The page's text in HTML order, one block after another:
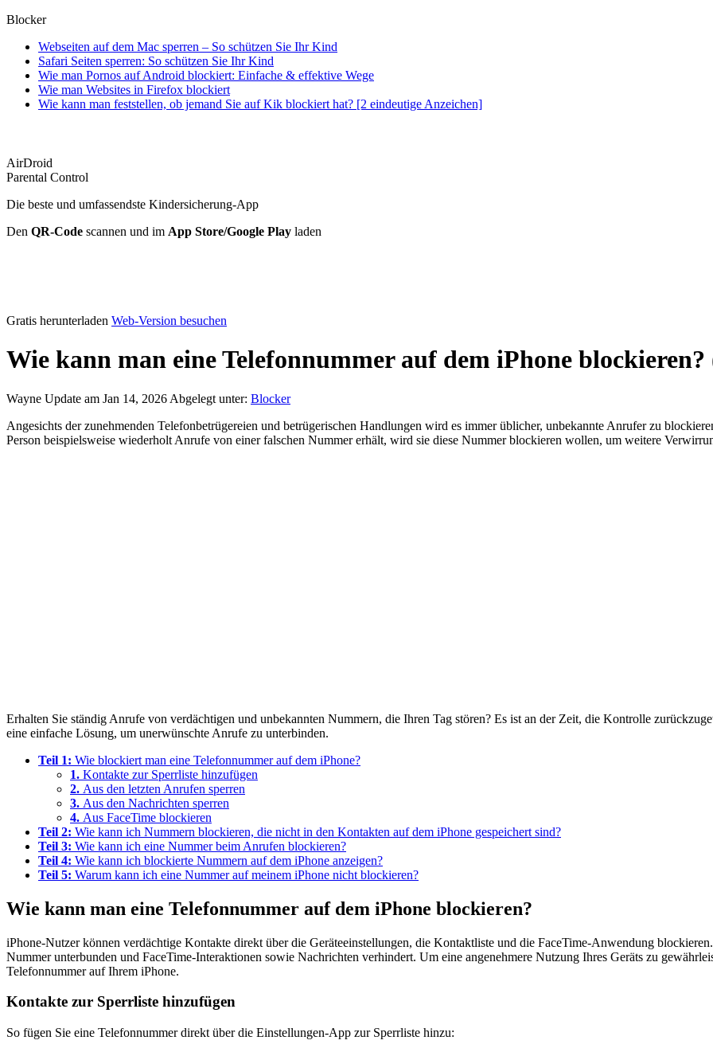
Blocker
Webseiten auf dem Mac sperren – So schützen Sie Ihr Kind
Safari Seiten sperren: So schützen Sie Ihr Kind
Wie man Pornos auf Android blockiert: Einfache & effektive Wege
Wie man Websites in Firefox blockiert
Wie kann man feststellen, ob jemand Sie auf Kik blockiert hat? [2 eindeutige Anzeichen]
AirDroid
Parental Control
Die beste und umfassendste Kindersicherung-App
Den QR-Code scannen und im App Store/Google Play laden
Gratis herunterladen Web-Version besuchen
Wie kann man eine Telefonnummer auf dem iPhone
Wayne Update am Jan 14, 2026 Abgelegt unter: Blocker
Angesichts der zunehmenden Telefonbetrügereien und betrügerischen Handlungen wird es immer üblicher, unbekannte Anrufer zu
Person beispielsweise wiederholt Anrufe von einer falschen Nummer erhält, wird sie diese Nummer blockieren wollen, um weitere
Erhalten Sie ständig Anrufe von verdächtigen und unbekannten Nummern, die Ihren Tag stören? Es ist an der Zeit, die Kontrolle
eine einfache Lösung, um unerwünschte Anrufe zu unterbinden.
Teil 1: Wie blockiert man eine Telefonnummer auf dem iPhone?
1. Kontakte zur Sperrliste hinzufügen
2. Aus den letzten Anrufen sperren
3. Aus den Nachrichten sperren
4. Aus FaceTime blockieren
Teil 2: Wie kann ich Nummern blockieren, die nicht in den Kontakten auf dem iPhone gespeichert sind?
Teil 3: Wie kann ich eine Nummer beim Anrufen blockieren?
Teil 4: Wie kann ich blockierte Nummern auf dem iPhone anzeigen?
Teil 5: Warum kann ich eine Nummer auf meinem iPhone nicht blockieren?
Wie kann man eine Telefonnummer auf dem iPhone blockieren?
iPhone-Nutzer können verdächtige Kontakte direkt über die Geräteeinstellungen, die Kontaktliste und die FaceTime-Anwendung
Nummer unterbunden und FaceTime-Interaktionen sowie Nachrichten verhindert. Um eine angenehmere Nutzung Ihres Geräts zu
Telefonnummer auf Ihrem iPhone.
Kontakte zur Sperrliste hinzufügen
So fügen Sie eine Telefonnummer direkt über die Einstellungen-App zur Sperrliste hinzu: